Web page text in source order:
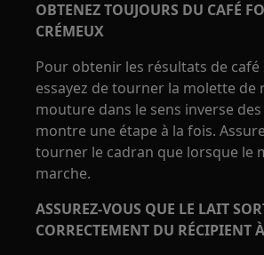
OBTENEZ TOUJOURS DU CAFÉ
CRÉMEUX
Pour obtenir les résultats de café
essayez de tourner la molette de
mouture dans le sens inverse
montre une étape à la fois.
tourner le cadran que lorsque le
marche.
ASSUREZ-VOUS QUE LE LAIT
CORRECTEMENT DU RÉCIPIENT